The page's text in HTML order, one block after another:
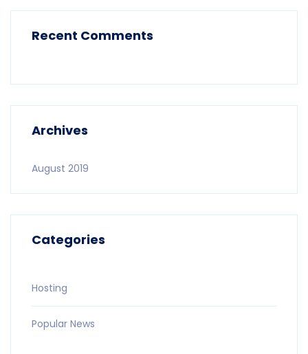
Recent Comments
Archives
August 2019
Categories
Hosting
Popular News